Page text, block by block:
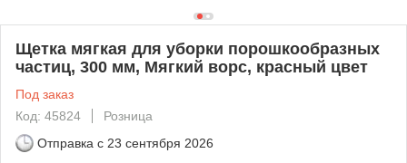
Щетка мягкая для уборки порошкообразных
частиц, 300 мм, Мягкий ворс, красный цвет
Под заказ
Код: 45824
Розница
Отправка с 23 сентября 2026